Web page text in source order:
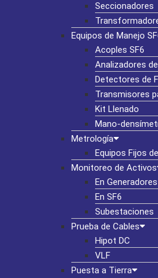
Seccionadores
Equipos de Manejo
Acoples SF6
Analizadores
Detectores de
Transmisores
Kit Llenado
Mano-
Metrología
Equipos Fijos
Monitoreo de Activos
En
En SF6
Subestaciones
Prueba de Cables
Hipot DC
VLF
Puesta a Tierra